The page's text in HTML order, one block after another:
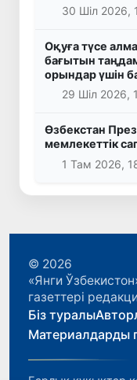
30 Шіл 2026,
Оқуға түсе
бағытын
орындар үшін
29 Шіл 2026,
Өзбекстан
мемлекеттік
1 Там 2026,
© 2026
«Янги
газеттері
Біз туралы
Материалдарды